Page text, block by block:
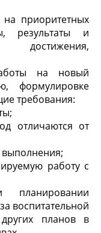
приоритетных
результаты и
достижения,
на новый
формулировке
требования:
отличаются от
работу с
воспитательной
планов в